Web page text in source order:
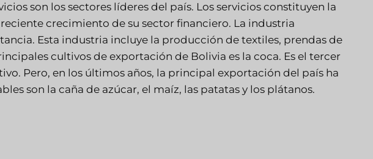
son los sectores líderes del país. Los servicios constituyen la
crecimiento de su sector financiero. La industria
Esta industria incluye la producción de textiles, prendas de
cultivos de exportación de Bolivia es la coca. Es el tercer
Pero, en los últimos años, la principal exportación del país ha
son la caña de azúcar, el maíz, las patatas y los plátanos.